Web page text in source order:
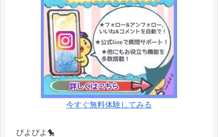
今すぐ無料体験してみる
ぴよぴよ🐤